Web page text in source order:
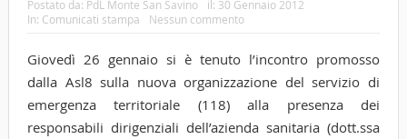
Postato da: PdL Monte San Savino il: 30 Gennaio 2012
In: Comunicati stampa Nessun commento
Giovedì 26 gennaio si è tenuto l’incontro promosso
dalla Asl8 sulla nuova organizzazione del servizio di
emergenza territoriale (118) alla presenza dei
responsabili dirigenziali dell’azienda sanitaria (dott.ssa